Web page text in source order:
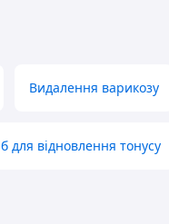
Видалення варикозу
для відновлення тонусу